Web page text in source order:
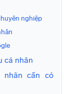
nghiệp
cá nhân
nhân cần có